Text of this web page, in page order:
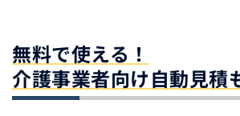
無料で使える！
介護事業者向け自動見積